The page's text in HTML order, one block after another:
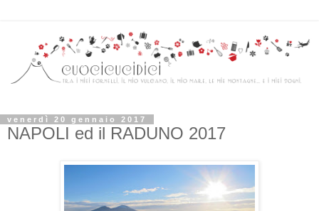
venerdì 20 gennaio 2017
NAPOLI ed il RADUNO 2017